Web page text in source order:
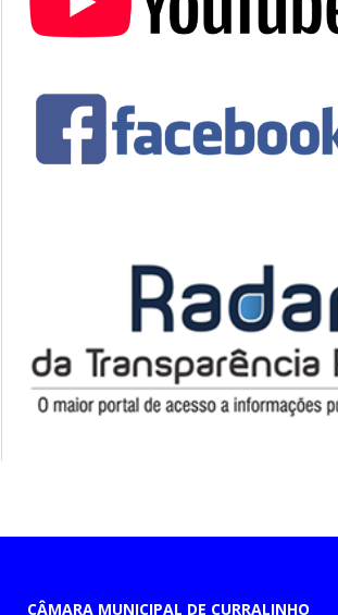
CÂMARA MUNICIPAL DE CURRALINHO